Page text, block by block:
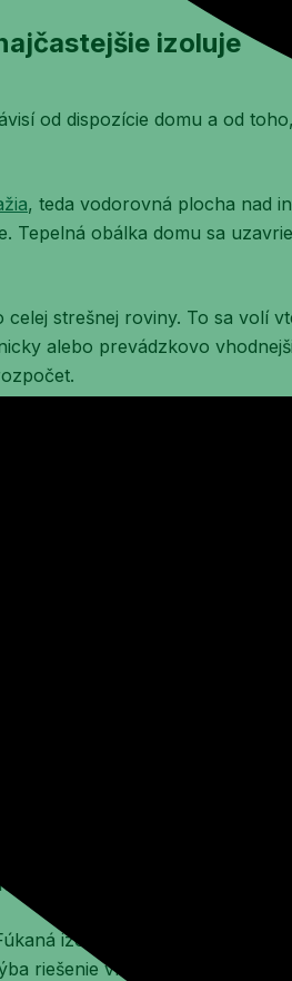
izoluje
od dispozície domu a od
, teda vodorovná plocha nad
Tepelná obálka domu sa
strešnej roviny. To sa volí
alebo prevádzkovo
ale o konkrétnej skladbe.
tepelný odpor.
dutiny súvislo, obtečie detaily
často volí
však nie je len samotná
a kontrola toho, kam sa
sa dá zateplenie
to často zásadné, pretože
izolácia nie je automaticky
riešenie vlhkosti alebo ak sa